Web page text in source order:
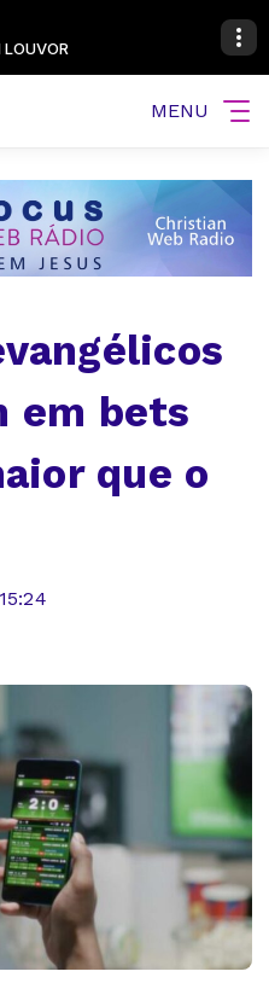
Lado
Music
MENU
em bets
que o